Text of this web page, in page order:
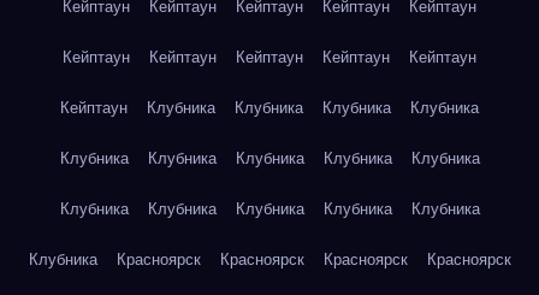
Кейптаун Кейптаун Кейптаун Кейптаун Кейптаун
Кейптаун Кейптаун Кейптаун Кейптаун Кейптаун
Кейптаун Клубника Клубника Клубника Клубника
Клубника Клубника Клубника Клубника Клубника
Клубника Клубника Клубника Клубника Клубника
Клубника Красноярск Красноярск Красноярск Красноярск